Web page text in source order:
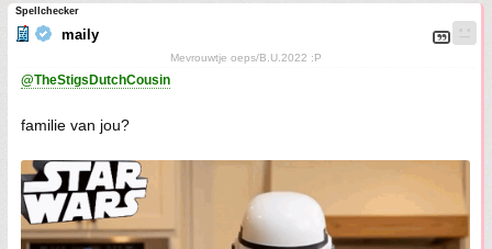
Spellchecker
maily
Mevrouwtje oeps/B.U.2022 :P
@TheStigsDutchCousin
familie van jou?